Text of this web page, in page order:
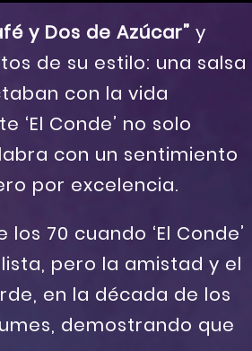
y Dos de Azúcar” y
de su estilo: una salsa
con la vida
‘El Conde’ no solo
con un sentimiento
por excelencia.
70 cuando ‘El Conde’
pero la amistad y el
en la década de los
demostrando que